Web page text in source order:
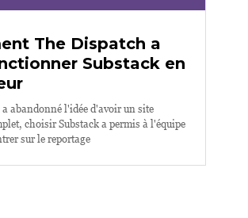
The Dispatch a
Substack en
abandonné l'idée d'avoir un site
choisir Substack a permis à l'équipe
sur le reportage